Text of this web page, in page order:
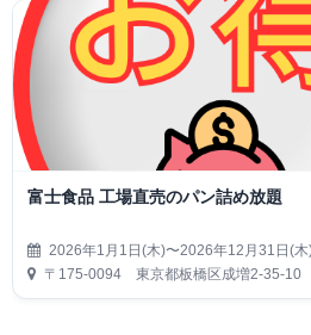
富士食品 工場直売のパン詰め放題
2026年1月1日(木)〜2026年12月31日(木
〒175-0094 東京都板橋区成増2-35-10